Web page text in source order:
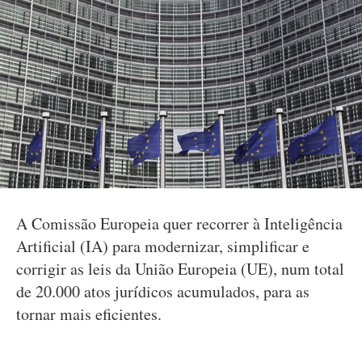
A Comissão Europeia quer recorrer à Inteligência
Artificial (IA) para modernizar, simplificar e
corrigir as leis da União Europeia (UE), num total
de 20.000 atos jurídicos acumulados, para as
tornar mais eficientes.